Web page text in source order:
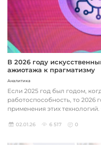
В 2026 году
ажиотажа к прагматизму
Аналитика
Если 2025 год был годом,
работоспособность, то 2026
применения этих
02.01.26 6 517 0